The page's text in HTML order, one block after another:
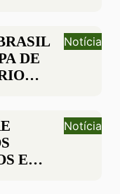
PARA
DE
4S
DOS
Notícia
E
Notícia